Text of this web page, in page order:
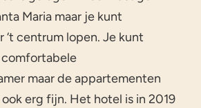
Maria maar je kunt
‘t centrum lopen. Je kunt
comfortabele
maar de appartementen
erg fijn. Het hotel is in 2019